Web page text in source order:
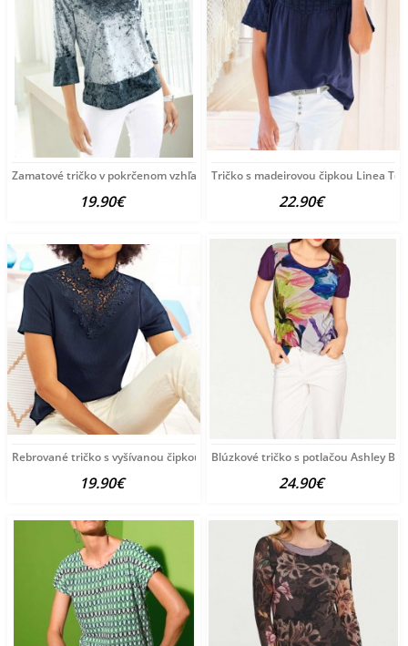
Zamatové tričko v pokrčenom vzhľade Fair Lady,
19.90€
Tričko s madeirovou čipkou Linea
22.90€
Rebrované tričko s vyšívanou čipkou Linea Tesini,
19.90€
Blúzkové tričko s potlačou Ashley
24.90€